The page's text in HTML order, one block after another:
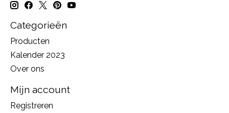
Categorieën
Producten
Kalender 2023
Over ons
Mijn account
Registreren